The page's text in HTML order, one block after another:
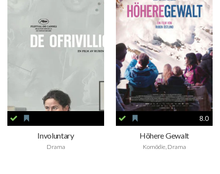
Involuntary
Drama
8.0
Höhere Gewalt
Komödie, Drama